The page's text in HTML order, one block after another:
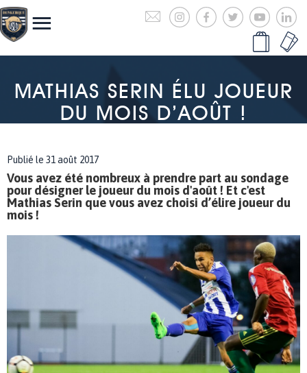
MATHIAS SERIN ÉLU JOUEUR
DU MOIS D’AOÛT !
Publié le 31 août 2017
Vous avez été nombreux à prendre part au sondage
pour désigner le joueur du mois d'août ! Et c'est
Mathias Serin que vous avez choisi d’élire joueur du
mois !